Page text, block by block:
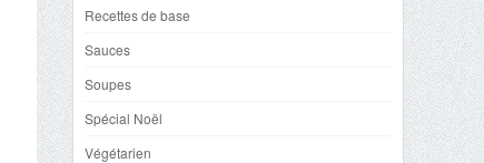
Recettes de base
Sauces
Soupes
Spécial Noël
Végétarien